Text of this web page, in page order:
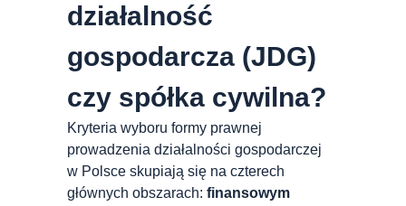
działalność
gospodarcza (JDG)
czy spółka cywilna?
Kryteria wyboru formy prawnej
prowadzenia działalności gospodarczej
w Polsce skupiają się na czterech
głównych obszarach: finansowym